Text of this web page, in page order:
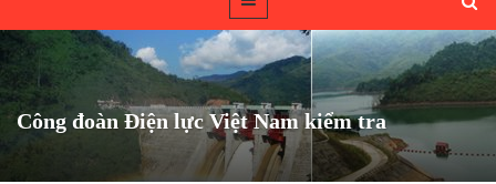
Công đoàn Điện lực Việt Nam kiểm tra